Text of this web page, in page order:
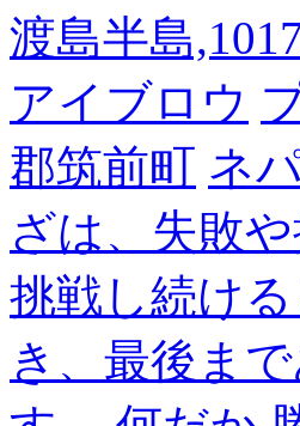
渡島半島
アイブロウ
郡筑前町 ネ
ざは、失敗
挑戦し続け
き、最後ま